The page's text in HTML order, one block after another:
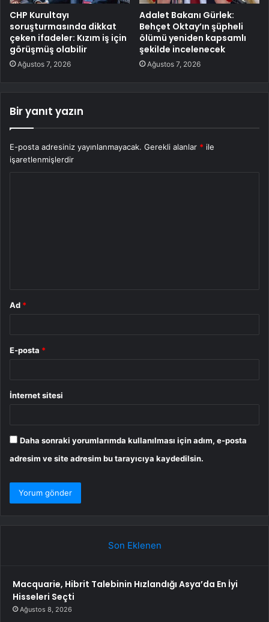
CHP Kurultayı
soruşturmasında dikkat
çeken ifadeler: Kızım iş için
görüşmüş olabilir
Ağustos 7, 2026
Adalet Bakanı Gürlek:
Behçet Oktay’ın şüpheli
ölümü yeniden kapsamlı
şekilde incelenecek
Ağustos 7, 2026
Bir yanıt yazın
E-posta adresiniz yayınlanmayacak. Gerekli alanlar * ile
işaretlenmişlerdir
Ad *
E-posta *
İnternet sitesi
Daha sonraki yorumlarımda kullanılması için adım, e-posta
adresim ve site adresim bu tarayıcıya kaydedilsin.
Son Eklenen
Macquarie, Hibrit Talebinin Hızlandığı Asya’da En İyi
Hisseleri Seçti
Ağustos 8, 2026